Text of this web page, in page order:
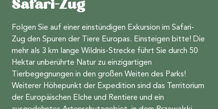
Safari-Zug
Folgen Sie auf einer einstündigen Exkursion im Safari-
Zug den Spuren der Tiere Europas. Einsteigen bitte! Die
mehr als 3 km lange Wildnis-Strecke führt Sie durch 50
Hektar unberührte Natur zu einzigartigen
Tierbegegnungen in den großen Weiten des Parks!
Weiterer Höhepunkt der Expedition sind das Territorium
der Europäischen Elche und Rentiere und ein